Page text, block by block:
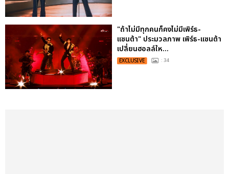
"ถ้าไม่มีทุกคนก็คงไม่มีเพิร์ธ-
แซนต้า" ประมวลภาพ เพิร์ธ-แซนต้า
เปลี่ยนฮอลล์ให...
EXCLUSIVE : 34